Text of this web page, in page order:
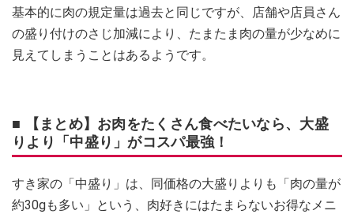
基本的に肉の規定量は過去と同じですが、店舗や店員さん
の盛り付けのさじ加減により、たまたま肉の量が少なめに
見えてしまうことはあるようです。
■ 【まとめ】お肉をたくさん食べたいなら、大盛
りより「中盛り」がコスパ最強！
すき家の「中盛り」は、同価格の大盛りよりも「肉の量が
約30gも多い」という、肉好きにはたまらないお得なメニ